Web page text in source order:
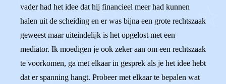
vader had het idee dat hij financieel meer had kunnen
halen uit de scheiding en er was bijna een grote rechtszaak
geweest maar uiteindelijk is het opgelost met een
mediator. Ik moedigen je ook zeker aan om een rechtszaak
te voorkomen, ga met elkaar in gesprek als je het idee hebt
dat er spanning hangt. Probeer met elkaar te bepalen wat